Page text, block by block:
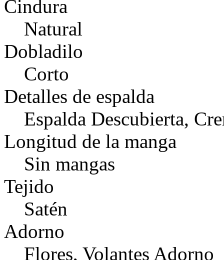
Cindura
Natural
Dobladilo
Corto
Detalles de espalda
Espalda Descubierta,
Longitud de la manga
Sin mangas
Tejido
Satén
Adorno
Flores, Volantes Adorno